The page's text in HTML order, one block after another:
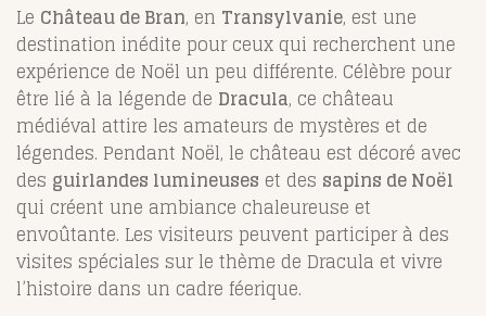
Le Château de Bran, en Transylvanie, est une
destination inédite pour ceux qui recherchent une
expérience de Noël un peu différente. Célèbre pour
être lié à la légende de Dracula, ce château
médiéval attire les amateurs de mystères et de
légendes. Pendant Noël, le château est décoré avec
des guirlandes lumineuses et des sapins de Noël
qui créent une ambiance chaleureuse et
envoûtante. Les visiteurs peuvent participer à des
visites spéciales sur le thème de Dracula et vivre
l’histoire dans un cadre féerique.